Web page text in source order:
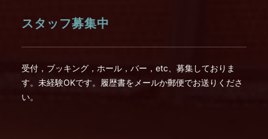
スタッフ募集中
受付，ブッキング，ホール，バー，etc、募集しておりま
す。未経験OKです。履歴書をメールか郵便でお送りくださ
い。